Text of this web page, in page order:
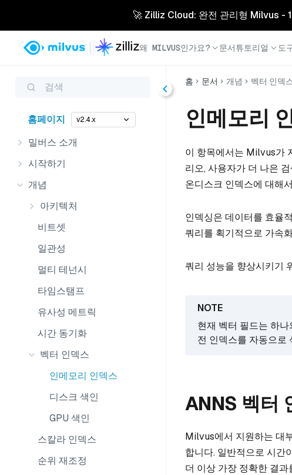
🚀 Zilliz Cloud: 완전 관리형 Milvus -
왜 MILVUS인가요? 문서튜토리얼 도
검색
홈페이지 v2.4.x
밀버스 소개
시작하기
개념
아키텍처
비트셋
일관성
멀티 테넌시
타임스탬프
유사성 메트릭
시간 동기화
벡터 인덱스
인메모리 인덱스
디스크 색인
GPU 색인
스칼라 인덱스
순위 재조정
홈 문서 개념 벡터 인덱
인메모리
이 항목에서는 Milvus가
리오, 사용자가 더 나은
온디스크 인덱스에 대해
인덱싱은 데이터를 효율
쿼리를 획기적으로 가속
쿼리 성능을 향상시키기
현재 벡터 필드는 하
전 인덱스를 자동으로
ANNS 벡터
Milvus에서 지원하는 대
합니다. 일반적으로 시간
더 이상 가장 정확한 결